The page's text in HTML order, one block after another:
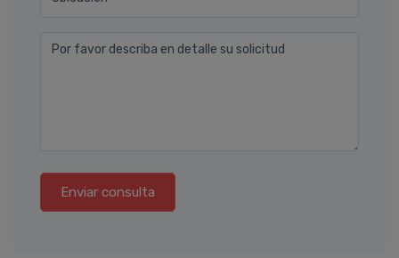
Por favor describa en detalle su solicitud
Enviar consulta